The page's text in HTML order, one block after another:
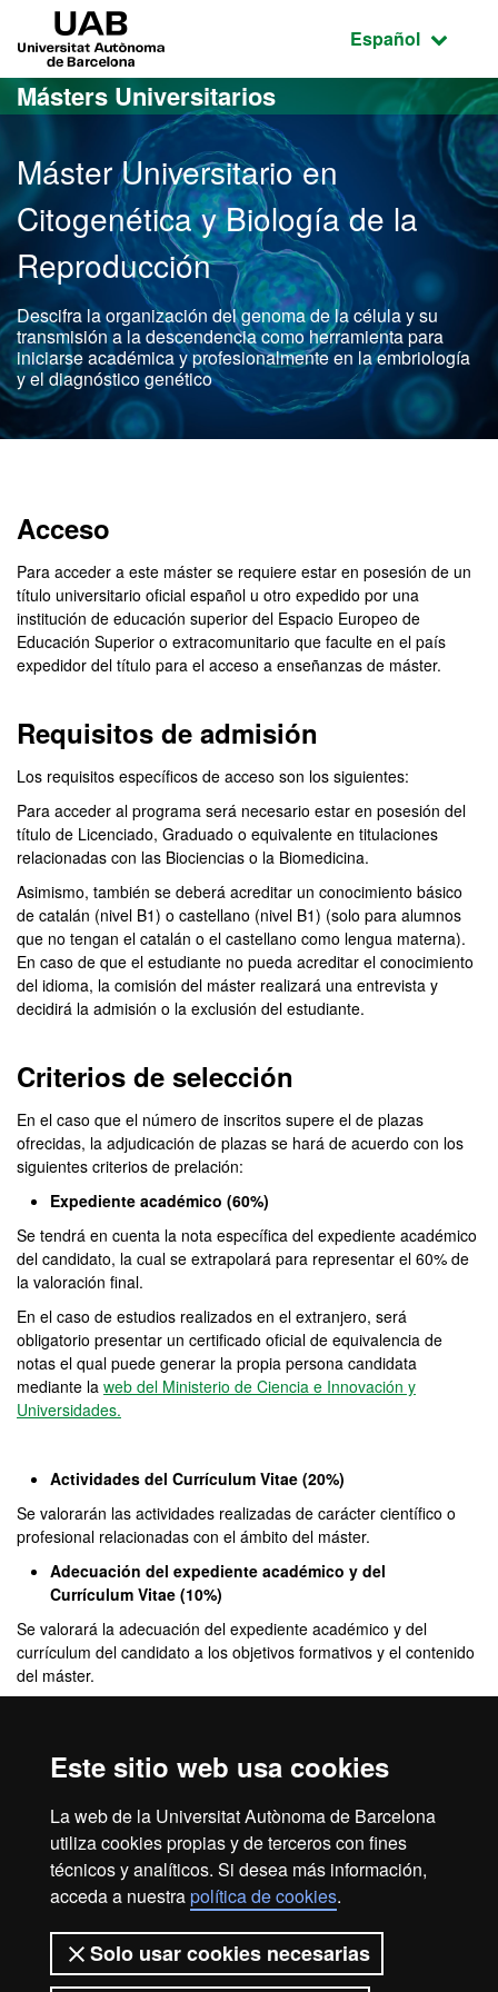
Este sitio web usa cookies
La web de la Universitat Autònoma de Barcelona
utiliza cookies propias y de terceros con fines
técnicos y analíticos. Si desea más información,
acceda a nuestrapolítica de cookies.
Solo usar cookies necesarias
Acceso al contenido principal
Acceso a la navegación de la página
Idioma
Español
Másters Universitarios
Máster Universitario en
Citogenética y Biología de la
Reproducción
Descifra la organización del genoma de la célula y su
transmisión a la descendencia como herramienta para
iniciarse académica y profesionalmente en la embriología
y el diagnóstico genético
Acceso
Para acceder a este máster se requiere estar en posesión de un
título universitario oficial español u otro expedido por una
institución de educación superior del Espacio Europeo de
Educación Superior o extracomunitario que faculte en el país
expedidor del título para el acceso a enseñanzas de máster.
Requisitos de admisión
Los requisitos específicos de acceso son los siguientes:
Para acceder al programa será necesario estar en posesión del
título de Licenciado, Graduado o equivalente en titulaciones
relacionadas con las Biociencias o la Biomedicina.
Asimismo, también se deberá acreditar un conocimiento básico
de catalán (nivel B1) o castellano (nivel B1) (solo para alumnos
que no tengan el catalán o el castellano como lengua materna).
En caso de que el estudiante no pueda acreditar el conocimiento
del idioma, la comisión del máster realizará una entrevista y
decidirá la admisión o la exclusión del estudiante.
Criterios de selección
En el caso que el número de inscritos supere el de plazas
ofrecidas, la adjudicación de plazas se hará de acuerdo con los
siguientes criterios de prelación:
Expediente académico (60%)
Se tendrá en cuenta la nota específica del expediente académico
del candidato, la cual se extrapolará para representar el 60% de
la valoración final.
En el caso de estudios realizados en el extranjero, será
obligatorio presentar un certificado oficial de equivalencia de
notas el qual puede generar la propia persona candidata
mediante la web del Ministerio de Ciencia e Innovación y
Universidades.
Actividades del Currículum Vitae (20%)
Se valorarán las actividades realizadas de carácter científico o
profesional relacionadas con el ámbito del máster.
Adecuación del expediente académico y del
Currículum Vitae (10%)
Se valorará la adecuación del expediente académico y del
currículum del candidato a los objetivos formativos y el contenido
del máster.
Complementos de formación
No se prevén complementos de formación.
Accesibilidad web
Mapa del web UAB